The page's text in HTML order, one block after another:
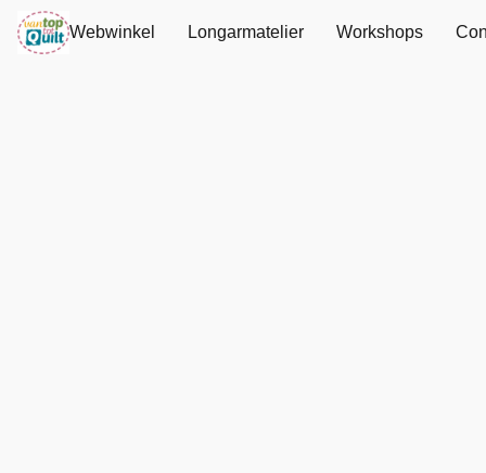
Webwinkel Longarmatelier Workshops